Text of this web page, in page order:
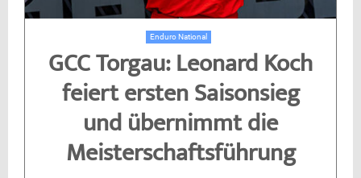
Enduro National
GCC Torgau: Leonard Koch
feiert ersten Saisonsieg
und übernimmt die
Meisterschaftsführung